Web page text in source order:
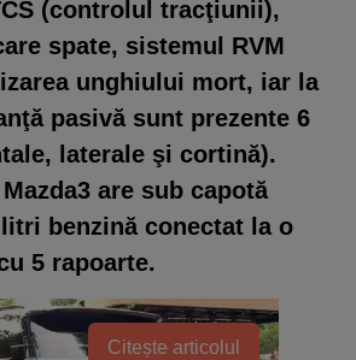
(controlul tracţiunii),
spate, sistemul RVM
unghiului mort, iar la
pasivă sunt prezente 6
laterale şi cortină).
are sub capotă
benzină conectat la o
5 rapoarte.
Citește articolul